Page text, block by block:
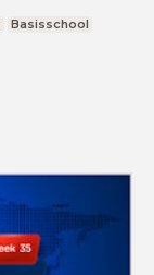
Basisschool